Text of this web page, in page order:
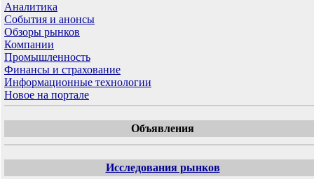
Аналитика
События и анонсы
Обзоры рынков
Компании
Промышленность
Финансы и страхование
Информационные технологии
Новое на портале
Объявления
Исследования рынков